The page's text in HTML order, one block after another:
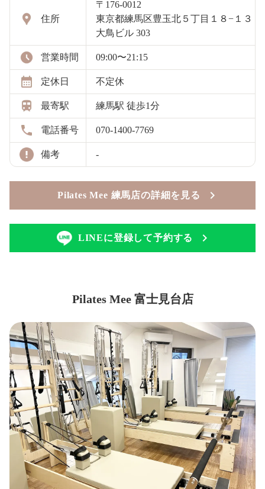
住所
〒176-0012
東京都練馬区豊玉北５丁目１８−１３
大鳥ビル 303
営業時間 09:00〜21:15
定休日 不定休
最寄駅 練馬駅 徒歩1分
電話番号 070-1400-7769
備考 -
Pilates Mee 練馬店の詳細を見る
LINEに登録して予約する
Pilates Mee 富士見台店